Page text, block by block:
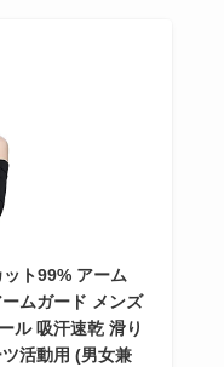
ト99% アーム
ムガード メンズ
ル 吸汗速乾 滑り
活動用 (男女兼